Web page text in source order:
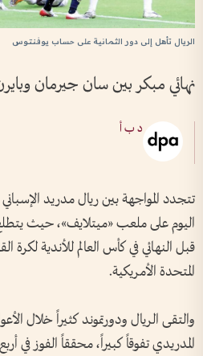
الريال تأهل إلى دور الثمانية على حساب يوفنتوس
نهائي مبكر بين سان جيرمان
د ب أ
تتجدد المواجهة بين ريال مدريد الإسباني
اليوم على ملعب «ميتلايف»، حيث يتطلع
قبل النهائي في كأس العالم للأندية لكرة
المتحدة الأمريكية.
والتقى الريال ودورتموند كثيراً خلال
المدريدي تفوقاً كبيراً، محققاً الفوز في